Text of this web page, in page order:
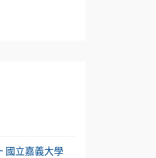
國立嘉義大學